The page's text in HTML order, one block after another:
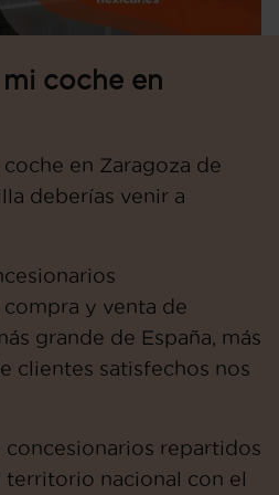
coche en
en Zaragoza de
deberías venir a
y venta de
grande de España, más
clientes satisfechos nos
concesionarios repartidos
nacional con el